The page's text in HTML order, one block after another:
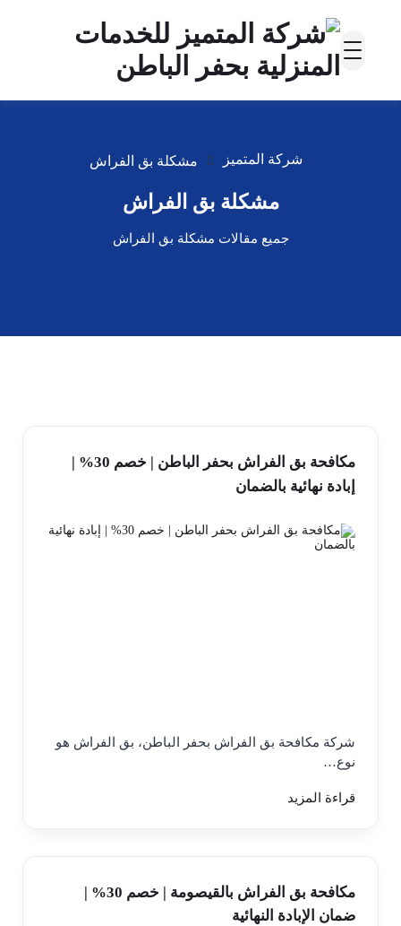
شركة المتميز مشكلة بق الفراش
مشكلة بق الفراش
جميع مقالات مشكلة بق الفراش
مكافحة بق الفراش بحفر الباطن | خصم 30% |
إبادة نهائية بالضمان
شركة مكافحة بق الفراش بحفر الباطن، بق الفراش هو
نوع…
قراءة المزيد
مكافحة بق الفراش بالقيصومة | خصم 30% |
ضمان الإبادة النهائية